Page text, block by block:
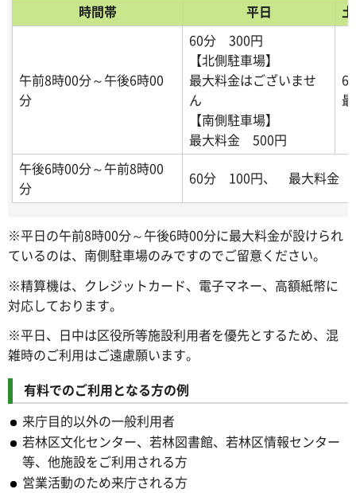
時間帯
平日
午前8時00分～午後6時00
分
60分 300円
【北側駐車場】
最大料金はございませ
ん
【南側駐車場】
最大料金 500円
午後6時00分～午前8時00
分
60分 100円、 最大料金
※平日の午前8時00分～午後6時00分に最大料金が設けられ
ているのは、南側駐車場のみですのでご留意ください。
※精算機は、クレジットカード、電子マネー、高額紙幣に
対応しております。
※平日、日中は区役所等施設利用者を優先とするため、混
雑時のご利用はご遠慮願います。
有料でのご利用となる方の例
来庁目的以外の一般利用者
若林区文化センター、若林図書館、若林区情報センター
等、他施設をご利用される方
営業活動のため来庁される方